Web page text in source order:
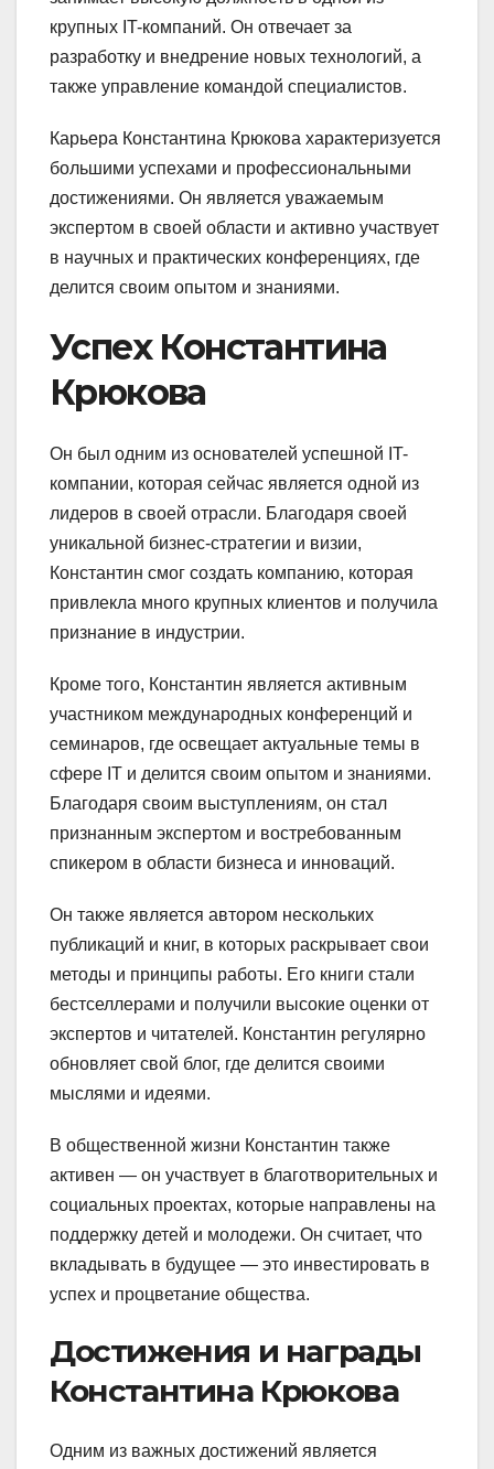
крупных IT-компаний. Он отвечает за
разработку и внедрение новых технологий, а
также управление командой специалистов.
Карьера Константина Крюкова характеризуется
большими успехами и профессиональными
достижениями. Он является уважаемым
экспертом в своей области и активно участвует
в научных и практических конференциях, где
делится своим опытом и знаниями.
Успех Константина
Крюкова
Он был одним из основателей успешной IT-
компании, которая сейчас является одной из
лидеров в своей отрасли. Благодаря своей
уникальной бизнес-стратегии и визии,
Константин смог создать компанию, которая
привлекла много крупных клиентов и получила
признание в индустрии.
Кроме того, Константин является активным
участником международных конференций и
семинаров, где освещает актуальные темы в
сфере IT и делится своим опытом и знаниями.
Благодаря своим выступлениям, он стал
признанным экспертом и востребованным
спикером в области бизнеса и инноваций.
Он также является автором нескольких
публикаций и книг, в которых раскрывает свои
методы и принципы работы. Его книги стали
бестселлерами и получили высокие оценки от
экспертов и читателей. Константин регулярно
обновляет свой блог, где делится своими
мыслями и идеями.
В общественной жизни Константин также
активен — он участвует в благотворительных и
социальных проектах, которые направлены на
поддержку детей и молодежи. Он считает, что
вкладывать в будущее — это инвестировать в
успех и процветание общества.
Достижения и награды
Константина Крюкова
Одним из важных достижений является